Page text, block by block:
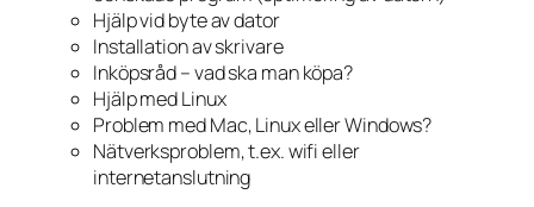
Hjälp vid byte av dator
Installation av skrivare
Inköpsråd – vad ska man köpa?
Hjälp med Linux
Problem med Mac, Linux eller Windows?
Nätverksproblem, t.ex. wifi eller
internetanslutning